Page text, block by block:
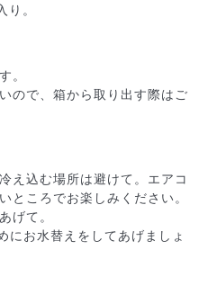
。
。
ので、箱から取り出す際はご
え込む場所は避けて。エアコ
ところでお楽しみください。
げて。
お水替えをしてあげましょ